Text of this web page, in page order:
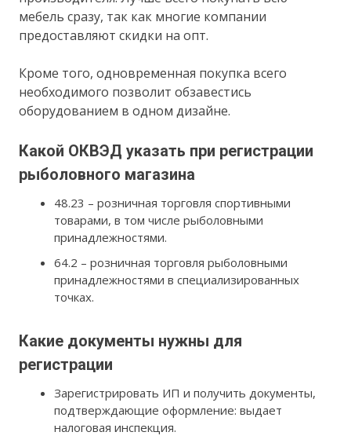
мебель сразу, так как многие компании
предоставляют скидки на опт.
Кроме того, одновременная покупка всего
необходимого позволит обзавестись
оборудованием в одном дизайне.
Какой ОКВЭД указать при регистрации
рыболовного магазина
48.23 – розничная торговля спортивными
товарами, в том числе рыболовными
принадлежностями.
64.2 – розничная торговля рыболовными
принадлежностями в специализированных
точках.
Какие документы нужны для
регистрации
Зарегистрировать ИП и получить документы,
подтверждающие оформление: выдает
налоговая инспекция.